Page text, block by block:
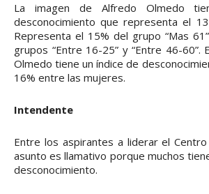
La imagen de Alfredo Olmedo
desconocimiento que representa el
Representa el 15% del grupo “Mas
grupos “Entre 16-25” y “Entre 46-60”.
Olmedo tiene un índice de
16% entre las mujeres.
Intendente
Entre los aspirantes a liderar el Centro
asunto es llamativo porque muchos
desconocimiento.